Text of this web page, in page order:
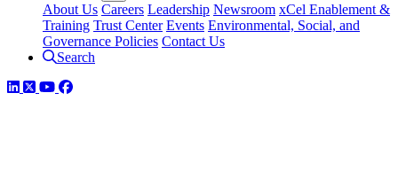
About Us Careers Leadership Newsroom xCel Enablement &
Training Trust Center Events Environmental, Social, and
Governance Policies Contact Us
Search
LinkedIn
TwitterYouTube
Facebook